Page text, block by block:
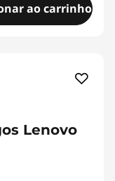
ao carrinho
Lenovo